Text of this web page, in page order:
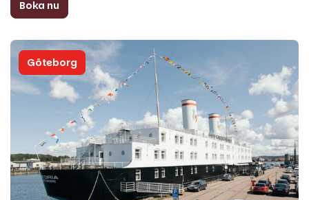
Boka nu
Göteborg